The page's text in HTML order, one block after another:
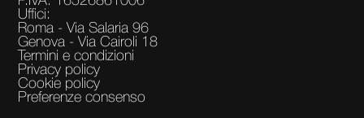
Uffici:
Roma - Via Salaria 96
Genova - Via Cairoli 18
Termini e condizioni
Privacy policy
Cookie policy
Preferenze consenso